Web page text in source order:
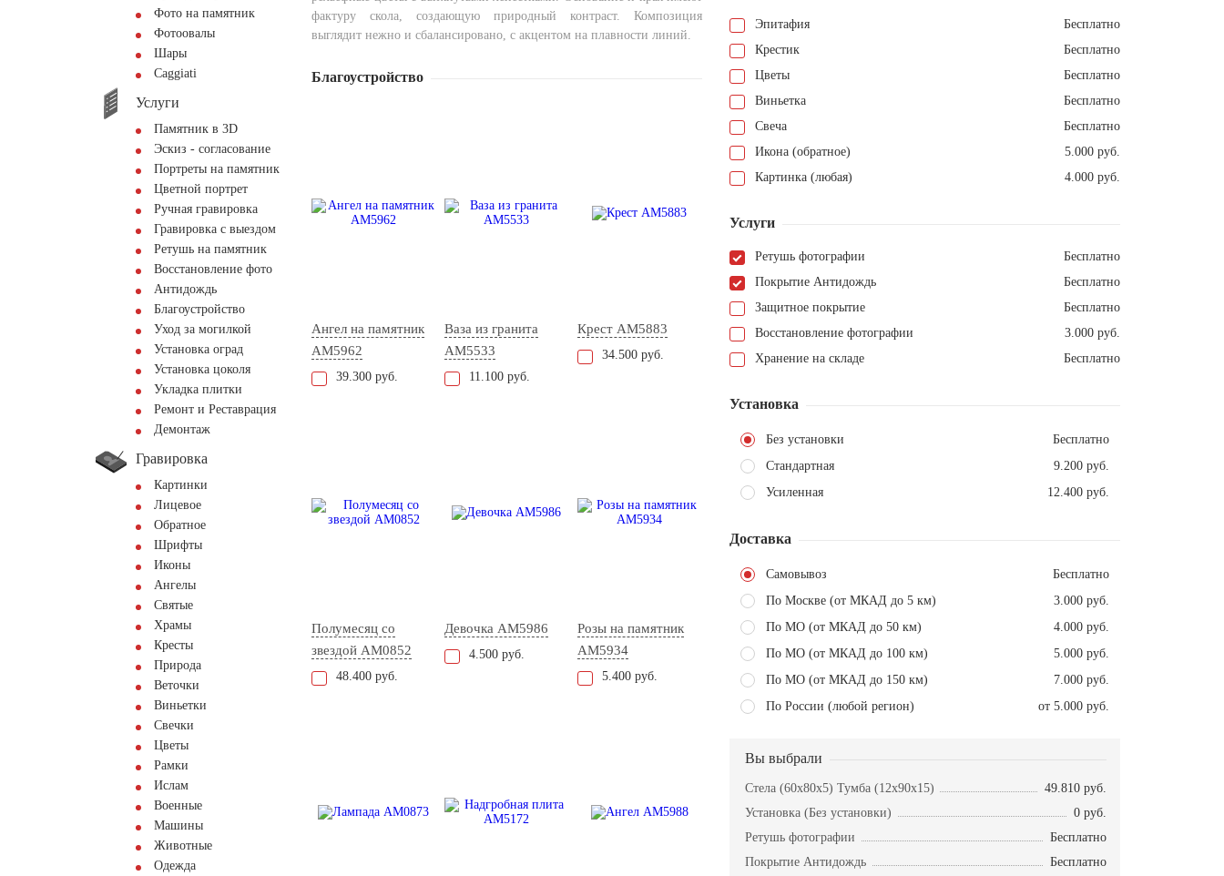
Фото на памятник
Фотоовалы
Шары
Сaggiati
Услуги
Памятник в 3D
Эскиз - согласование
Портреты на памятник
Цветной портрет
Ручная гравировка
Гравировка с выездом
Ретушь на памятник
Восстановление фото
Антидождь
Благоустройство
Уход за могилкой
Установка оград
Установка цоколя
Укладка плитки
Ремонт и Реставрация
Демонтаж
Гравировка
Картинки
Лицевое
Обратное
Шрифты
Иконы
Ангелы
Святые
Храмы
Кресты
Природа
Веточки
Виньетки
Свечки
Цветы
Рамки
Ислам
Военные
Машины
Животные
Одежда
фактуру скола, создающую природный контраст. Композиция
выглядит нежно и сбалансировано, с акцентом на плавности линий.
Благоустройство
Ангел на памятник
AM5962
39.300 руб.
Ваза из гранита
AM5533
11.100 руб.
Крест AM5883
34.500 руб.
Полумесяц со
звездой AM0852
48.400 руб.
Девочка AM5986
4.500 руб.
Розы на памятник
AM5934
5.400 руб.
Эпитафия
Бесплатно
Крестик
Бесплатно
Цветы
Бесплатно
Виньетка
Бесплатно
Свеча
Бесплатно
Икона (обратное)
5.000 руб.
Картинка (любая)
4.000 руб.
Услуги
Ретушь фотографии
Бесплатно
Покрытие Антидождь
Бесплатно
Защитное покрытие
Бесплатно
Восстановление фотографии
3.000 руб.
Хранение на складе
Бесплатно
Установка
Без установки
Бесплатно
Стандартная
9.200 руб.
Усиленная
12.400 руб.
Доставка
Самовывоз
Бесплатно
По Москве (от МКАД до 5 км)
3.000 руб.
По МО (от МКАД до 50 км)
4.000 руб.
По МО (от МКАД до 100 км)
5.000 руб.
По МО (от МКАД до 150 км)
7.000 руб.
По России (любой регион)
от 5.000 руб.
Вы выбрали
Стела (60x80x5) Тумба (12x90x15)
49.810 руб.
Установка (Без установки)
0 руб.
Ретушь фотографии
Бесплатно
Покрытие Антидождь
Бесплатно